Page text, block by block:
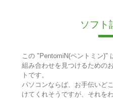
ソフト
この "PentomiN(ペントミン)"
組み合わせを見つけるための
トです。
パソコンならば、お手伝いど
けてくれそうですが、それを